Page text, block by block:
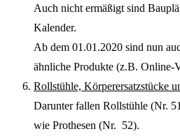
Auch nicht ermäßigt sind
Kalender.
Ab dem 01.01.2020 sind nun
ähnliche Produkte (z.B. Online-
Rollstühle, Körperersatzstücke
Darunter fallen Rollstühle (Nr.
wie Prothesen (Nr. 52).